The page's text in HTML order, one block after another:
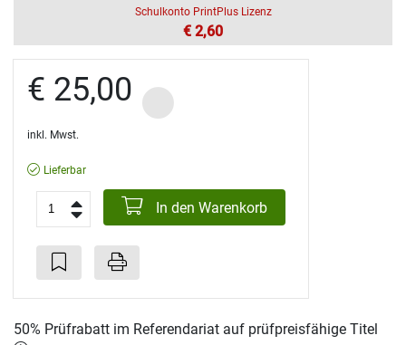
Schulkonto PrintPlus Lizenz
€ 2,60
€ 25,00
inkl. Mwst.
Lieferbar
In den Warenkorb
50% Prüfrabatt im Referendariat auf prüfpreisfähige Titel